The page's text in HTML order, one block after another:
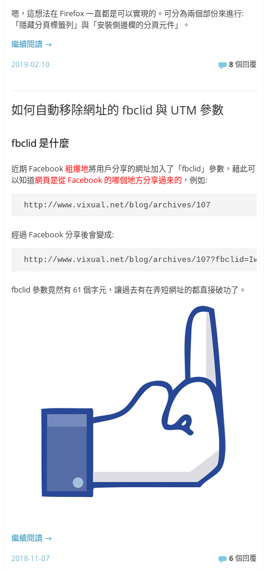
嗯，這想法在 Firefox 一直都是可以實現的。可分為兩個部份來進行:
「隱藏分頁標籤列」與「安裝側邊欄的分頁元件」。
繼續閱讀 →
2019-02-10 8個回覆
如何自動移除網址的 fbclid 與 UTM 參數
fbclid 是什麼
近期 Facebook粗爆地將用戶分享的網址加入了「fbclid」參數，藉此可
以知道網頁是從 Facebook 的哪個地方分享過來的 ，例如:
http://www.vixual.net/blog/archives/107
經過 Facebook 分享後會變成:
http://www.vixual.net/blog/archives/
fbclid 參數竟然有 61 個字元，讓過去有在弄短網址的都直接破功了。
繼續閱讀 →
2018-11-07 6個回覆